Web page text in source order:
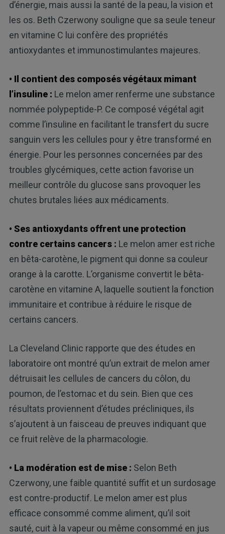
d’énergie, mais aussi la santé de la peau, la vision et
les os. Beth Czerwony souligne que sa seule teneur
en vitamine C lui confère des propriétés
antioxydantes et immunostimulantes majeures.
• Il contient des composés végétaux mimant
l’insuline : Le melon amer renferme une substance
nommée polypeptide-P. Ce composé végétal agit
comme l’insuline en facilitant le transfert du sucre
sanguin vers les cellules pour y être transformé en
énergie. Pour les personnes concernées par des
troubles glycémiques, cette action favorise un
meilleur contrôle du glucose sans provoquer les
chutes brutales liées aux médicaments.
• Ses antioxydants offrent une protection
contre certains cancers : Le melon amer est riche
en bêta-carotène, le pigment qui donne sa couleur
orange à la carotte. L’organisme convertit le bêta-
carotène en vitamine A, laquelle soutient la fonction
immunitaire et contribue à réduire le risque de
certains cancers.
La Cleveland Clinic rapporte que des études en
laboratoire ont montré qu’un extrait de melon amer
détruisait les cellules de cancers du côlon, du
poumon, de l’estomac et du sein. Bien que ces
résultats proviennent d’études précliniques, ils
s’ajoutent à un faisceau de preuves indiquant que
ce fruit relève de la pharmacologie.
• La modération est de mise : Selon Beth
Czerwony, une faible quantité suffit et un surdosage
est contre-productif. Le melon amer est plus
efficace consommé comme aliment, qu’il soit
sauté, cuit à la vapeur ou même consommé en jus